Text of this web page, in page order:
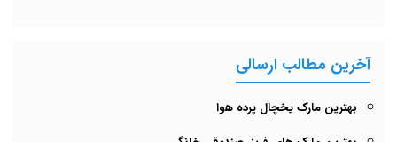
آخرین مطالب ارسالی
بهترین مارک یخچال پرده هوا